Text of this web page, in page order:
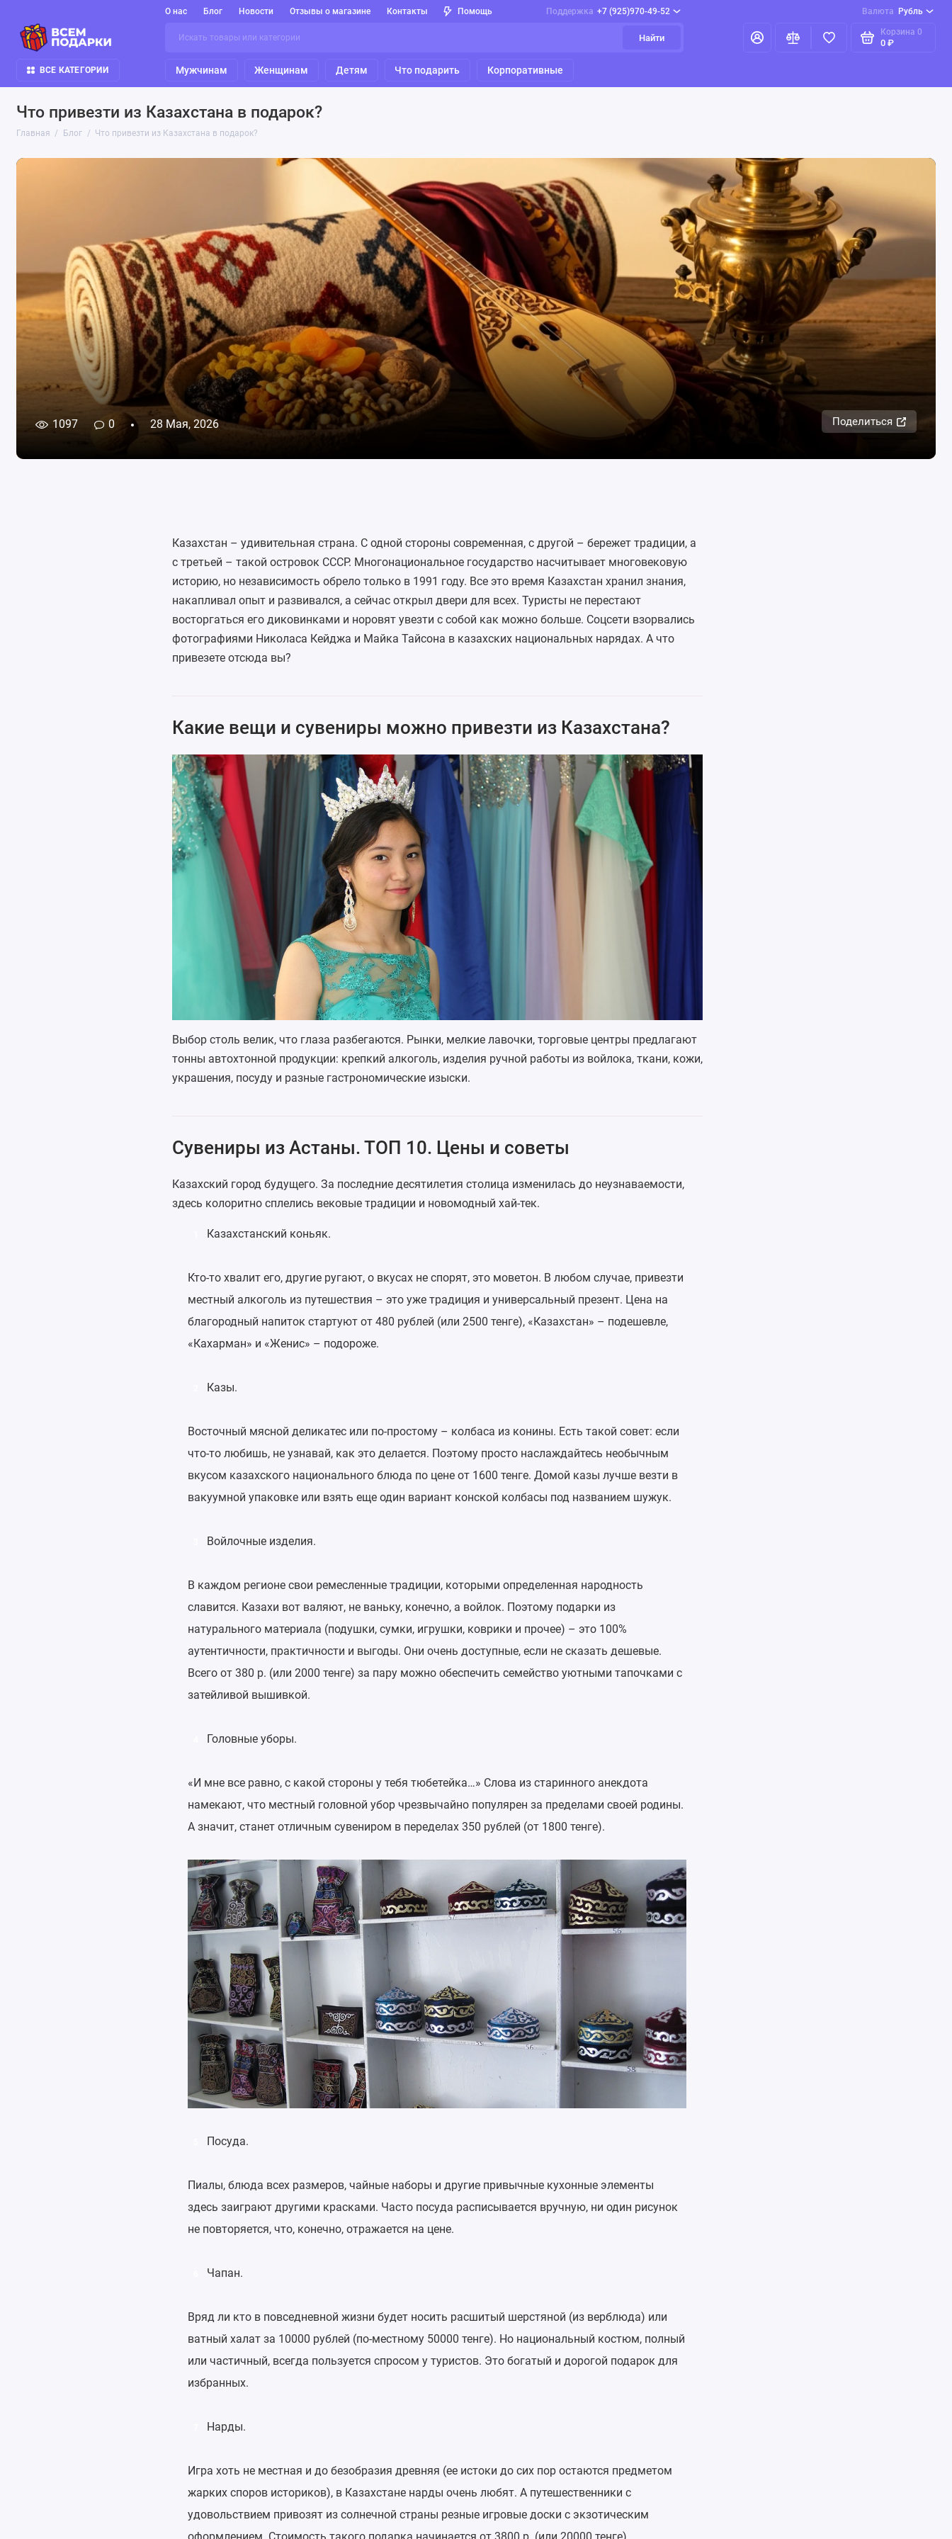
О нас Блог Новости Отзывы о магазине Контакты Помощь Поддержка +7 (925)970-49-52 Валюта Рубль
Найти
Корзина 0
0 ₽
ВСЕ КАТЕГОРИИ Мужчинам Женщинам Детям Что подарить Корпоративные
Что привезти из Казахстана в подарок?
Главная Блог Что привезти из Казахстана в подарок?
1097 0 28 Мая, 2026 Поделиться
Казахстан – удивительная страна. С одной стороны современная, с другой – бережет традиции, а
с третьей – такой островок СССР. Многонациональное государство насчитывает многовековую
историю, но независимость обрело только в 1991 году. Все это время Казахстан хранил знания,
накапливал опыт и развивался, а сейчас открыл двери для всех. Туристы не перестают
восторгаться его диковинками и норовят увезти с собой как можно больше. Соцсети взорвались
фотографиями Николаса Кейджа и Майка Тайсона в казахских национальных нарядах. А что
привезете отсюда вы?
Какие вещи и сувениры можно привезти из Казахстана?
Выбор столь велик, что глаза разбегаются. Рынки, мелкие лавочки, торговые центры предлагают
тонны автохтонной продукции: крепкий алкоголь, изделия ручной работы из войлока, ткани, кожи,
украшения, посуду и разные гастрономические изыски.
Сувениры из Астаны. ТОП 10. Цены и советы
Казахский город будущего. За последние десятилетия столица изменилась до неузнаваемости,
здесь колоритно сплелись вековые традиции и новомодный хай-тек.
Казахстанский коньяк.
Кто-то хвалит его, другие ругают, о вкусах не спорят, это моветон. В любом случае, привезти
местный алкоголь из путешествия – это уже традиция и универсальный презент. Цена на
благородный напиток стартуют от 480 рублей (или 2500 тенге), «Казахстан» – подешевле,
«Кахарман» и «Женис» – подороже.
Казы.
Восточный мясной деликатес или по-простому – колбаса из конины. Есть такой совет: если
что-то любишь, не узнавай, как это делается. Поэтому просто наслаждайтесь необычным
вкусом казахского национального блюда по цене от 1600 тенге. Домой казы лучше везти в
вакуумной упаковке или взять еще один вариант конской колбасы под названием шужук.
Войлочные изделия.
В каждом регионе свои ремесленные традиции, которыми определенная народность
славится. Казахи вот валяют, не ваньку, конечно, а войлок. Поэтому подарки из
натурального материала (подушки, сумки, игрушки, коврики и прочее) – это 100%
аутентичности, практичности и выгоды. Они очень доступные, если не сказать дешевые.
Всего от 380 р. (или 2000 тенге) за пару можно обеспечить семейство уютными тапочками с
затейливой вышивкой.
Головные уборы.
«И мне все равно, с какой стороны у тебя тюбетейка…» Слова из старинного анекдота
намекают, что местный головной убор чрезвычайно популярен за пределами своей родины.
А значит, станет отличным сувениром в переделах 350 рублей (от 1800 тенге).
Посуда.
Пиалы, блюда всех размеров, чайные наборы и другие привычные кухонные элементы
здесь заиграют другими красками. Часто посуда расписывается вручную, ни один рисунок
не повторяется, что, конечно, отражается на цене.
Чапан.
Вряд ли кто в повседневной жизни будет носить расшитый шерстяной (из верблюда) или
ватный халат за 10000 рублей (по-местному 50000 тенге). Но национальный костюм, полный
или частичный, всегда пользуется спросом у туристов. Это богатый и дорогой подарок для
избранных.
Нарды.
Игра хоть не местная и до безобразия древняя (ее истоки до сих пор остаются предметом
жарких споров историков), в Казахстане нарды очень любят. А путешественники с
удовольствием привозят из солнечной страны резные игровые доски с экзотическим